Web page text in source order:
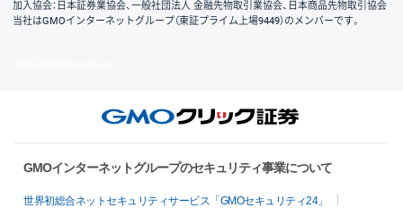
加入協会：日本証券業協会、一般社団法人 金融先物取引業協会、日本商品先物取引協会
当社はGMOインターネットグループ（東証プライム上場9449）のメンバーです。
GMOインターネットグループのセキュリティ事業について
世界初総合ネットセキュリティサービス「GMOセキュリティ24」